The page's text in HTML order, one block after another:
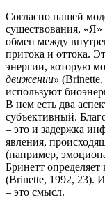
Согласно нашей
существования,
обмен между
притока и оттока.
энергии, которую
движении»
используют
В нем есть два
субъективный.
– это и задержка
явления,
(например,
Бринетт определяет
(Brinette, 1992, 23).
– это смысл.